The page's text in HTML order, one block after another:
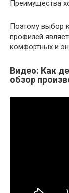
Преимущества
Поэтому выбор
профилей
комфортных и
Видео: Как
обзор